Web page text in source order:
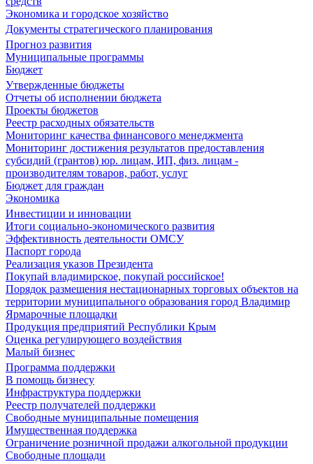
Экономика и городское хозяйство
Документы стратегического планирования
Прогноз развития
Муниципальные программы
Бюджет
Утвержденные бюджеты
Отчеты об исполнении бюджета
Проекты бюджетов
Реестр расходных обязательств
Мониторинг качества финансового менеджмента
Мониторинг достижения результатов предоставления
субсидий (грантов) юр. лицам, ИП, физ. лицам -
производителям товаров, работ, услуг
Бюджет для граждан
Экономика
Инвестиции и инновации
Итоги социально-экономического развития
Эффективность деятельности ОМСУ
Паспорт города
Реализация указов Президента
Покупай владимирское, покупай российское!
Порядок размещения нестационарных торговых объектов на
территории муниципального образования город Владимир
Ярмарочные площадки
Продукция предприятий Республики Крым
Оценка регулирующего воздействия
Малый бизнес
Программа поддержки
В помощь бизнесу
Инфраструктура поддержки
Реестр получателей поддержки
Свободные муниципальные помещения
Имущественная поддержка
Ограничение розничной продажи алкогольной продукции
Свободные площади